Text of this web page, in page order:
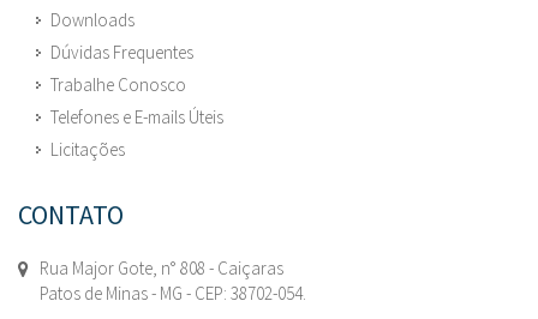
Downloads
Dúvidas Frequentes
Trabalhe Conosco
Telefones e E-mails Úteis
Licitações
CONTATO
Rua Major Gote, n° 808 - Caiçaras
Patos de Minas - MG - CEP: 38702-054.